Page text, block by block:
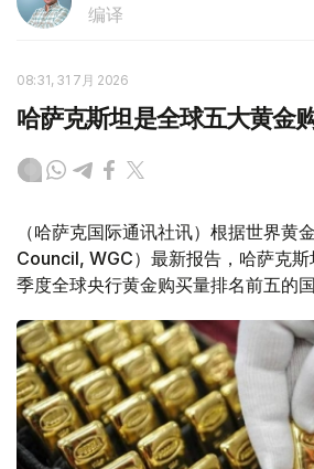
编译
08:31, 31 7月 2026
哈萨克斯坦是全球五大黄金
（哈萨克国际通讯社讯）根据世界黄
Council, WGC）最新报告，哈萨克
季度全球央行黄金购买量排名前五的国